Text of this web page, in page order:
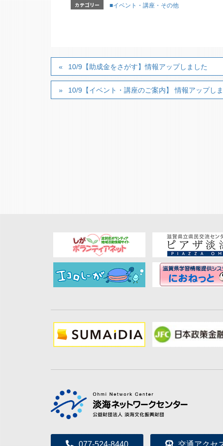
カテゴリー ■イベント・講座・その他
10/9【助成金をさがす】情報アップしました
10/9【イベント・講座のご案内】 情報アップし
077-524-8440 交通アクセ